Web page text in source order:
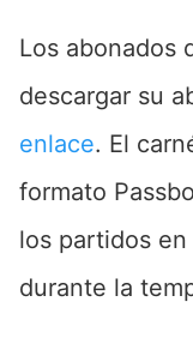
Los abonados
descargar su
enlace. El
formato
los partidos
durante la